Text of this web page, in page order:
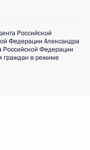
Российской
Федерации Александра
Федерации
граждан в режиме